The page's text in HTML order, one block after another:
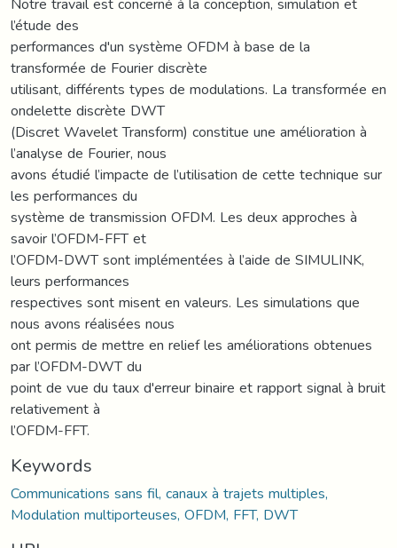
l’étude des
performances d'un système OFDM à base de la
transformée de Fourier discrète
utilisant, différents types de modulations. La transformée en
ondelette discrète DWT
(Discret Wavelet Transform) constitue une amélioration à
l’analyse de Fourier, nous
avons étudié l’impacte de l’utilisation de cette technique sur
les performances du
système de transmission OFDM. Les deux approches à
savoir l’OFDM-FFT et
l’OFDM-DWT sont implémentées à l’aide de SIMULINK,
leurs performances
respectives sont misent en valeurs. Les simulations que
nous avons réalisées nous
ont permis de mettre en relief les améliorations obtenues
par l’OFDM-DWT du
point de vue du taux d'erreur binaire et rapport signal à bruit
relativement à
l’OFDM-FFT.
Keywords
Communications sans fil, canaux à trajets multiples,
Modulation multiporteuses, OFDM, FFT, DWT